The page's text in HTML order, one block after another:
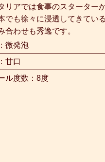
リアでは食事のスターター
でも徐々に浸透してきてい
合わせも秀逸です。
微発泡
甘口
ル度数：8度